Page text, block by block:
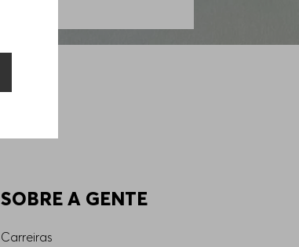
SOBRE A GENTE
Carreiras